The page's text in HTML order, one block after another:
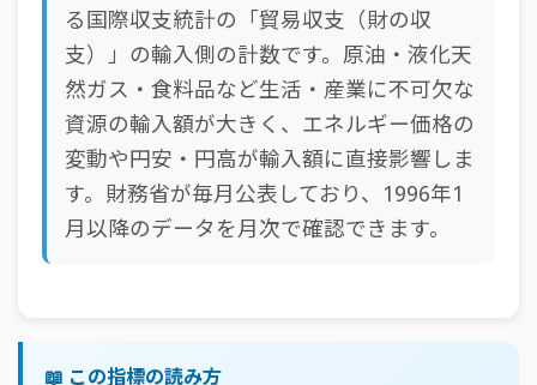
る国際収支統計の「貿易収支（財の収
支）」の輸入側の計数です。原油・液化天
然ガス・食料品など生活・産業に不可欠な
資源の輸入額が大きく、エネルギー価格の
変動や円安・円高が輸入額に直接影響しま
す。財務省が毎月公表しており、1996年1
月以降のデータを月次で確認できます。
📖 この指標の読み方